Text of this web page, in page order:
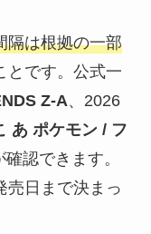
隔は根拠の一部
とです。公式一
Z-A、2026
あ ポケモン / フ
確認できます。
売日まで決まっ